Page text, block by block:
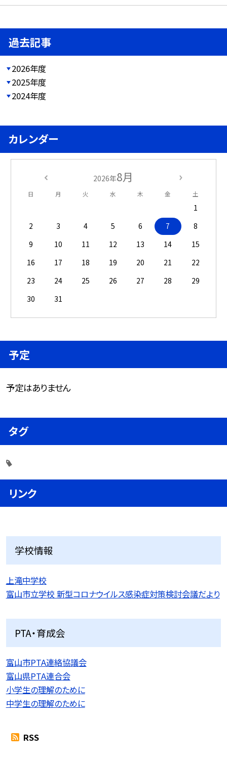
過去記事
2026年度
2025年度
2024年度
カレンダー
2026年8月
日 月 火 水 木 金 土
1
2
3 4 5 6 7
8
9
10 11 12 13 14
15
16
17 18 19 20 21
22
23
24 25 26 27 28
29
30
31
予定
予定はありません
タグ
リンク
学校情報
上滝中学校
富山市立学校 新型コロナウイルス感染症対策検討会議だより
PTA・育成会
富山市PTA連絡協議会
富山県PTA連合会
小学生の理解のために
中学生の理解のために
RSS